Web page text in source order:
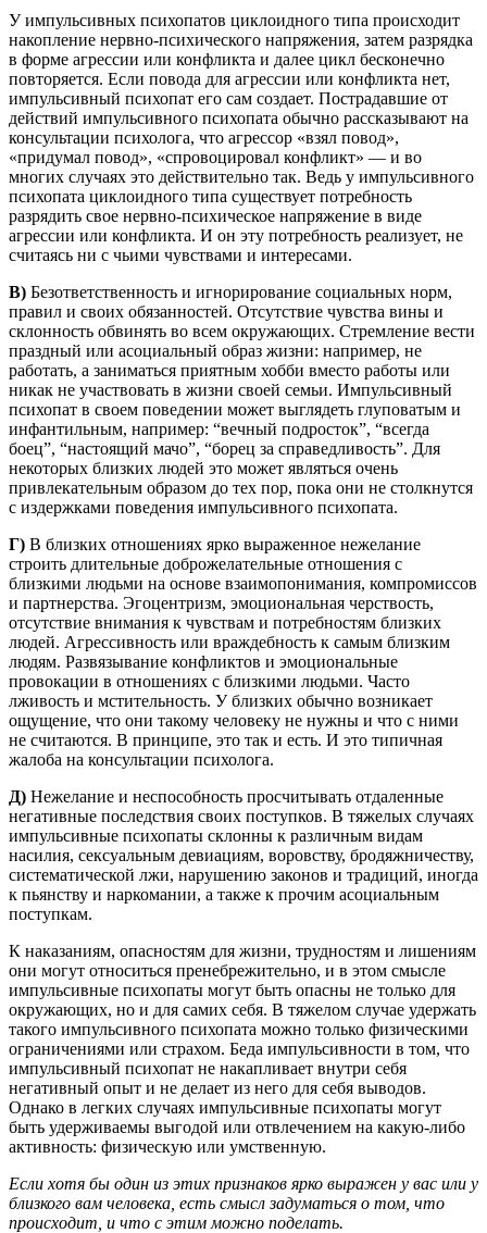
У импульсивных психопатов циклоидного типа происходит
накопление нервно-психического напряжения, затем разрядка
в форме агрессии или конфликта и далее цикл бесконечно
повторяется. Если повода для агрессии или конфликта нет,
импульсивный психопат его сам создает. Пострадавшие от
действий импульсивного психопата обычно рассказывают на
консультации психолога, что агрессор «взял повод»,
«придумал повод», «спровоцировал конфликт» — и во
многих случаях это действительно так. Ведь у импульсивного
психопата циклоидного типа существует потребность
разрядить свое нервно-психическое напряжение в виде
агрессии или конфликта. И он эту потребность реализует, не
считаясь ни с чьими чувствами и интересами.
В) Безответственность и игнорирование социальных норм,
правил и своих обязанностей. Отсутствие чувства вины и
склонность обвинять во всем окружающих. Стремление вести
праздный или асоциальный образ жизни: например, не
работать, а заниматься приятным хобби вместо работы или
никак не участвовать в жизни своей семьи. Импульсивный
психопат в своем поведении может выглядеть глуповатым и
инфантильным, например: “вечный подросток”, “всегда
боец”, “настоящий мачо”, “борец за справедливость”. Для
некоторых близких людей это может являться очень
привлекательным образом до тех пор, пока они не столкнутся
с издержками поведения импульсивного психопата.
Г) В близких отношениях ярко выраженное нежелание
строить длительные доброжелательные отношения с
близкими людьми на основе взаимопонимания, компромиссов
и партнерства. Эгоцентризм, эмоциональная черствость,
отсутствие внимания к чувствам и потребностям близких
людей. Агрессивность или враждебность к самым близким
людям. Развязывание конфликтов и эмоциональные
провокации в отношениях с близкими людьми. Часто
лживость и мстительность. У близких обычно возникает
ощущение, что они такому человеку не нужны и что с ними
не считаются. В принципе, это так и есть. И это типичная
жалоба на консультации психолога.
Д) Нежелание и неспособность просчитывать отдаленные
негативные последствия своих поступков. В тяжелых случаях
импульсивные психопаты склонны к различным видам
насилия, сексуальным девиациям, воровству, бродяжничеству,
систематической лжи, нарушению законов и традиций, иногда
к пьянству и наркомании, а также к прочим асоциальным
поступкам.
К наказаниям, опасностям для жизни, трудностям и лишениям
они могут относиться пренебрежительно, и в этом смысле
импульсивные психопаты могут быть опасны не только для
окружающих, но и для самих себя. В тяжелом случае удержать
такого импульсивного психопата можно только физическими
ограничениями или страхом. Беда импульсивности в том, что
импульсивный психопат не накапливает внутри себя
негативный опыт и не делает из него для себя выводов.
Однако в легких случаях импульсивные психопаты могут
быть удерживаемы выгодой или отвлечением на какую-либо
активность: физическую или умственную.
Если хотя бы один из этих признаков ярко выражен у вас или у
близкого вам человека, есть смысл задуматься о том, что
происходит, и что с этим можно поделать.